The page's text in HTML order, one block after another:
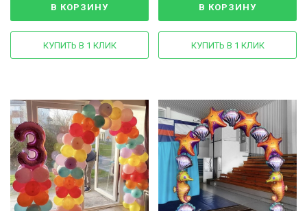
В КОРЗИНУ
КУПИТЬ В 1 КЛИК
В КОРЗИНУ
КУПИТЬ В 1 КЛИК